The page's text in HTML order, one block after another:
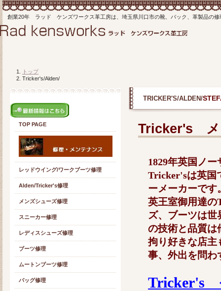
創業20年 ラッド ケンズワークス革工房は、埼玉県川口市の靴、バック、革製品の修
トップ
Tricker's/Alden/
TRICKER'S/ALDEN/
Tricker's メ
1829年英国ノ
Tricker'sは英国
ーメーカーです
英王室御用達
ズ、ブーツは
の技術と品質は
拘り好きな店主
事、外出を問わ
Tricker's
TOP PAGE
レッドウイング/ワークブーツ修理
Alden/Tricker's修理
メンズシューズ修理
スニーカー修理
レディスシューズ修理
ブーツ修理
ムートンブーツ修理
バッグ修理